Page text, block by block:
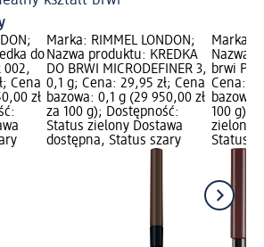
do
002,
Cena
zł
Marka: RIMMEL LONDON;
Nazwa produktu: KREDKA
DO BRWI MICRODEFINER 3,
0,1 g; Cena: 29,95 zł; Cena
bazowa: 0,1 g (29 950,00 zł
za 100 g); Dostępność:
Status zielony Dostawa
dostępna, Status szary
Marka:
Nazwa
brwi
Cena:
bazowa:
100 g);
zielony
Status